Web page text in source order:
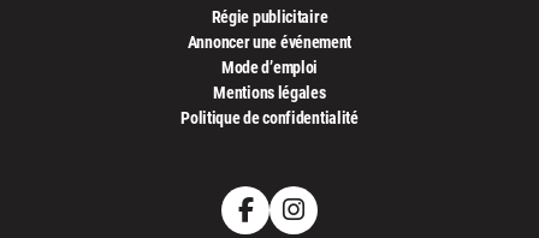
Régie publicitaire
Annoncer une événement
Mode d’emploi
Mentions légales
Politique de confidentialité